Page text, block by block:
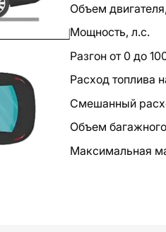
Объем
Мощность, л.с.
Разгон от 0 до
Расход топлива
Смешанный
Объем
Максимальная